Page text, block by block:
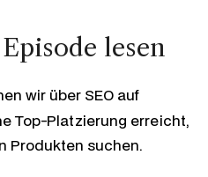
lesen
wir über SEO auf
Top-Platzierung erreicht,
Produkten suchen.